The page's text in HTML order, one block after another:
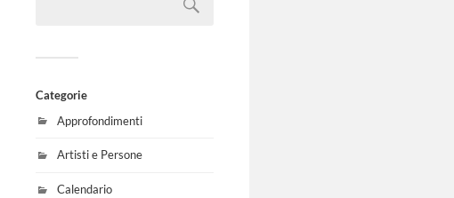
Categorie
Approfondimenti
Artisti e Persone
Calendario